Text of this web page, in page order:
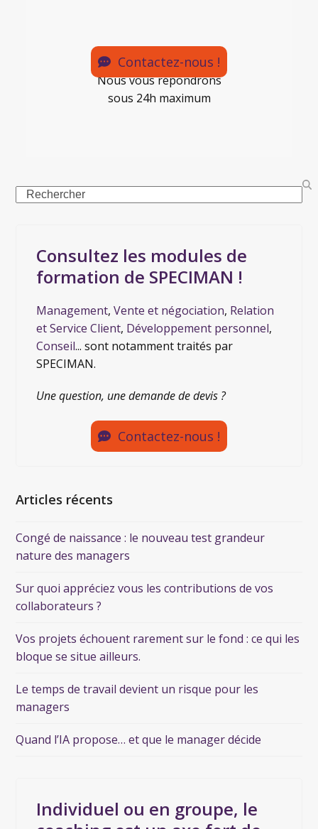
Contactez-nous !
Nous vous répondrons
sous 24h maximum
Consultez les modules de
formation de SPECIMAN !
Management,Vente et négociation, Relation
et Service Client, Développement personnel,
Conseil... sont notamment traités par
SPECIMAN.
Une question, une demande de devis ?
Contactez-nous !
Articles récents
Congé de naissance : le nouveau test grandeur
nature des managers
Sur quoi appréciez vous les contributions de vos
collaborateurs ?
Vos projets échouent rarement sur le fond : ce qui les
bloque se situe ailleurs.
Le temps de travail devient un risque pour les
managers
Quand l’IA propose… et que le manager décide
Individuel ou en groupe, le